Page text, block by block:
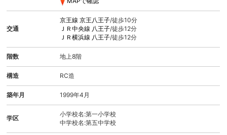
交通
京王線京王八王子/徒歩10分
ＪＲ中央線 八王子/徒歩12分
ＪＲ横浜線 八王子/徒歩12分
階数 地上8階
構造 RC造
築年月 1999年4月
学区
小学校名:第一小学校
中学校名:第五中学校